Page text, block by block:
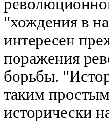
"хождения в
интересен
поражения
борьбы.
таким
исторически